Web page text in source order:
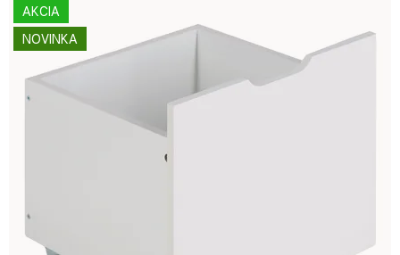
AKCIA
NOVINKA